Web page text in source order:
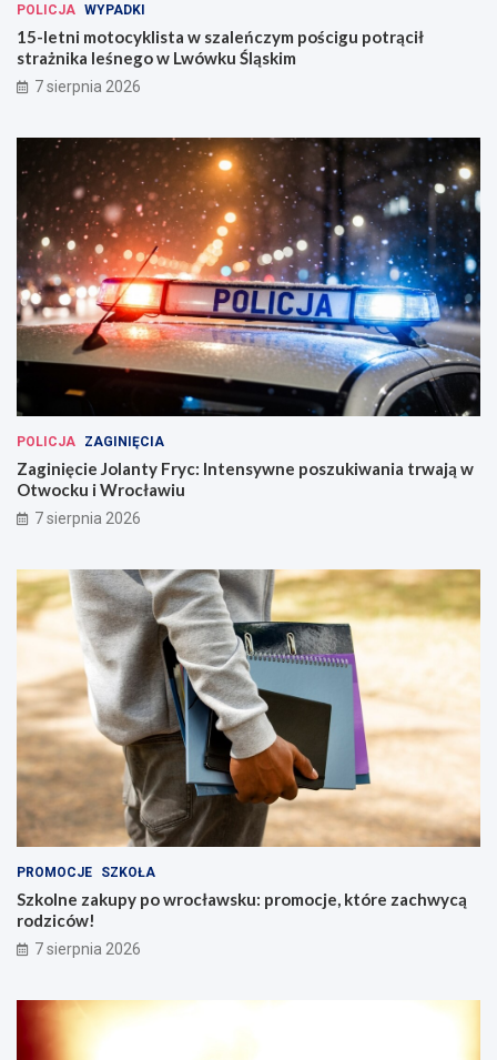
POLICJA WYPADKI
15-letni motocyklista w szaleńczym pościgu potrącił
strażnika leśnego w Lwówku Śląskim
7 sierpnia 2026
POLICJA ZAGINIĘCIA
Zaginięcie Jolanty Fryc: Intensywne poszukiwania trwają w
Otwocku i Wrocławiu
7 sierpnia 2026
PROMOCJE SZKOŁA
Szkolne zakupy po wrocławsku: promocje, które zachwycą
rodziców!
7 sierpnia 2026